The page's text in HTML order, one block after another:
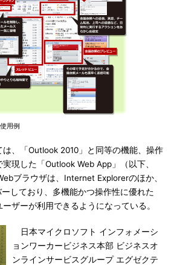
用例
、「Outlook 2010」と同等の機能、操作
現した「Outlook Web App」（以下、
ブラウザは、Internet Explorerのほか、
しており、多機能かつ操作性に優れた
ザーが利用できるようになっている。
日本マイクロソフト インフォメーシ
ョンワーカービジネス本部 ビジネスオ
ンラインサービスグループ エグゼクテ